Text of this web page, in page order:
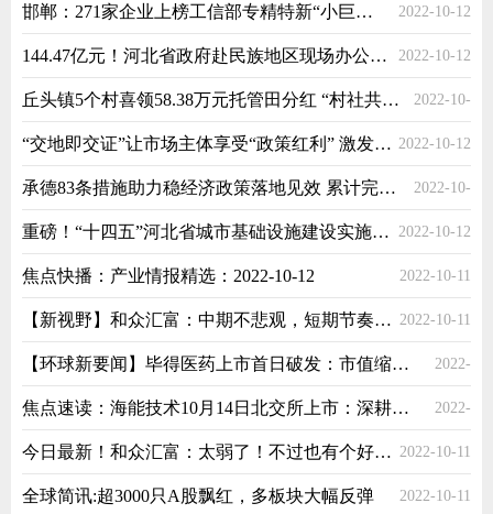
邯郸：271家企业上榜工信部专精特新“小巨人”名单 2022-10-12
144.47亿元！河北省政府赴民族地区现场办公43周年 2022-10-12
丘头镇5个村喜领58.38万元托管田分红 “村社共建”村达到300个以上 2022-10-
12
“交地即交证”让市场主体享受“政策红利” 激发市场主体活力 2022-10-12
承德83条措施助力稳经济政策落地见效 累计完成投资37.43亿元 2022-10-
12
重磅！“十四五”河北省城市基础设施建设实施方案出炉 2022-10-12
焦点快播：产业情报精选：2022-10-12 2022-10-11
【新视野】和众汇富：中期不悲观，短期节奏需看周三 2022-10-11
【环球新要闻】毕得医药上市首日破发：市值缩水约13亿元，戴岚丈夫曾被判刑 2022-
10-11
焦点速读：海能技术10月14日北交所上市：深耕实验分析仪器行业 上半年营收利润增速均超20% 2022-
10-11
今日最新！和众汇富：太弱了！不过也有个好现象…… 2022-10-11
全球简讯:超3000只A股飘红，多板块大幅反弹 2022-10-11